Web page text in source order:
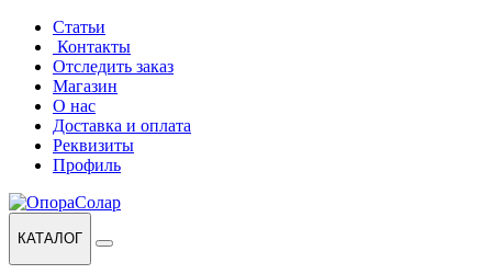
Перейти
навигации
Перейти
содержанию
Статьи
Контакты
Отследить заказ
Магазин
О нас
Доставка и оплата
Реквизиты
Профиль
КАТАЛОГ